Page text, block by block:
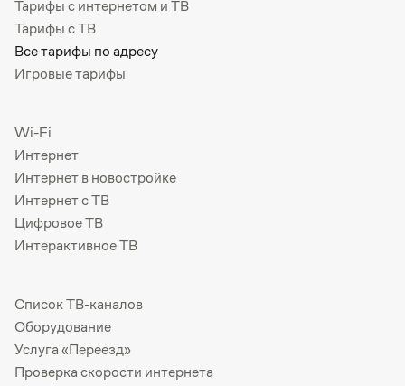
Тарифы с интернетом и ТВ
Тарифы с ТВ
Все тарифы по адресу
Игровые тарифы
Wi-Fi
Интернет
Интернет в новостройке
Интернет с ТВ
Цифровое ТВ
Интерактивное ТВ
Список ТВ-каналов
Оборудование
Услуга «Переезд»
Проверка скорости интернета